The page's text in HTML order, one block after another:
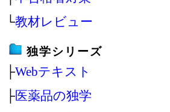
└教材レビュー
独学シリーズ
├Webテキスト
├医薬品の独学